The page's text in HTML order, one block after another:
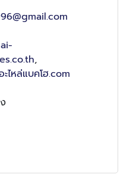
,
ไหล่แบคโฮ.com